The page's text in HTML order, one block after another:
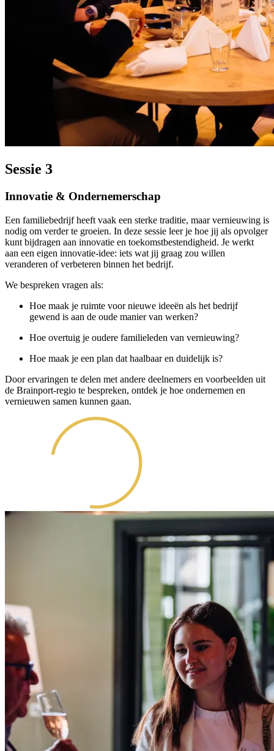
Sessie 3
Innovatie & Ondernemerschap
Een familiebedrijf heeft vaak een sterke traditie, maar vernieuwing is
nodig om verder te groeien. In deze sessie leer je hoe jij als opvolger
kunt bijdragen aan innovatie en toekomstbestendigheid. Je werkt
aan een eigen innovatie-idee: iets wat jij graag zou willen
veranderen of verbeteren binnen het bedrijf.
We bespreken vragen als:
Hoe maak je ruimte voor nieuwe ideeën als het bedrijf
gewend is aan de oude manier van werken?
Hoe overtuig je oudere familieleden van vernieuwing?
Hoe maak je een plan dat haalbaar en duidelijk is?
Door ervaringen te delen met andere deelnemers en voorbeelden uit
de Brainport-regio te bespreken, ontdek je hoe ondernemen en
vernieuwen samen kunnen gaan.